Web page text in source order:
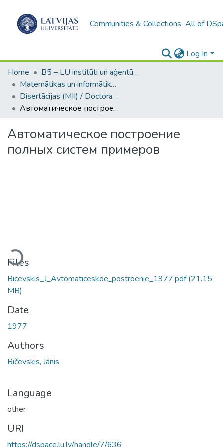
Communities & Collections All of
Log In
Home
B5 – LU institūti un aģentūras / Institutes and agencies of the UL
Matemātikas un informātikas institūts / Institute of Mathematics and Computer Science
Disertācijas (MII) / Doctoral Theses
Автоматическое построение полных систем примеров
Автоматическое построение
полных систем примеров
Files
Bicevskis_J_Avtomaticeskoe_postroenie_1977.pdf(21.15
MB)
Date
1977
Authors
Bičevskis, Jānis
Language
other
URI
https://dspace.lu.lv/handle/7/636